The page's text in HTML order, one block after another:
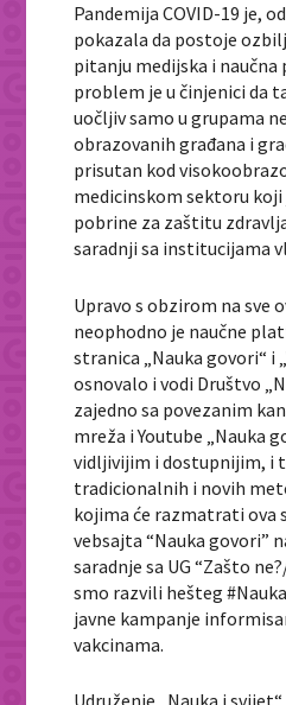
Pandemija COVID-19 je,
pokazala da postoje
pitanju medijska i
problem je u činjenici da
uočljiv samo u grupama
obrazovanih građana i
prisutan kod
medicinskom sektoru koji
pobrine za zaštitu
saradnji sa institucijama
Upravo s obzirom na sve
neophodno je naučne
stranica „Nauka govori“ i
osnovalo i vodi Društvo
zajedno sa povezanim
mreža i Youtube „Nauka
vidljivijim i dostupnijim, i
tradicionalnih i novih
kojima će razmatrati ova
vebsajta “Nauka govori”
saradnje sa UG “Zašto
smo razvili hešteg
javne kampanje
vakcinama.